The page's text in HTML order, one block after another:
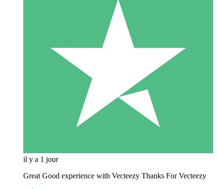
il y a 1 jour
Great Good experience with Vecteezy Thanks For Vecteezy